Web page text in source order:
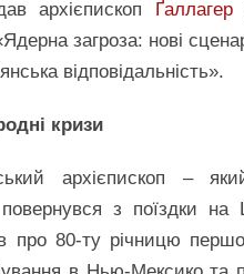
архієпископ Ґаллагер
загроза: нові
відповідальність».
кризи
архієпископ –
з поїздки на
про 80-ту річницю